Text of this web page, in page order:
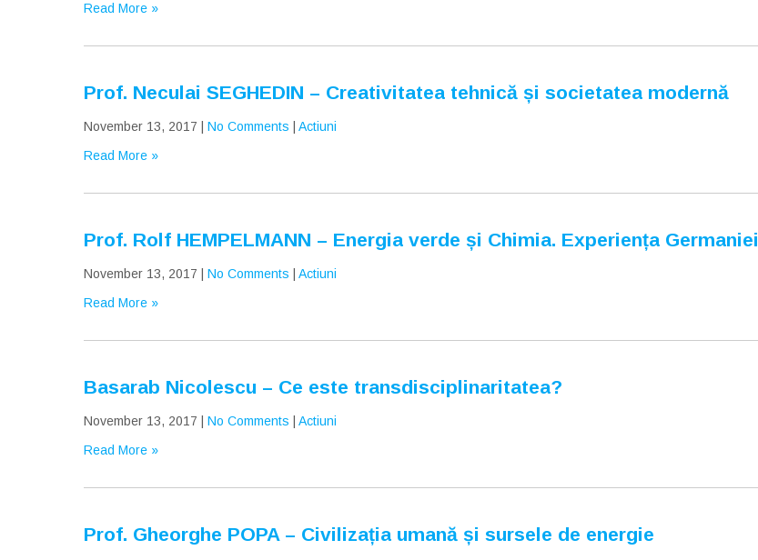
Read More »
Prof. Neculai SEGHEDIN – Creativitatea tehnică și societatea modernă
November 13, 2017 No Comments
Actiuni
Read More »
Prof. Rolf HEMPELMANN – Energia verde și Chimia. Experiența Germaniei
November 13, 2017 No Comments
Actiuni
Read More »
Basarab Nicolescu – Ce este transdisciplinaritatea?
November 13, 2017 No Comments
Actiuni
Read More »
Prof. Gheorghe POPA – Civilizația umană și sursele de energie